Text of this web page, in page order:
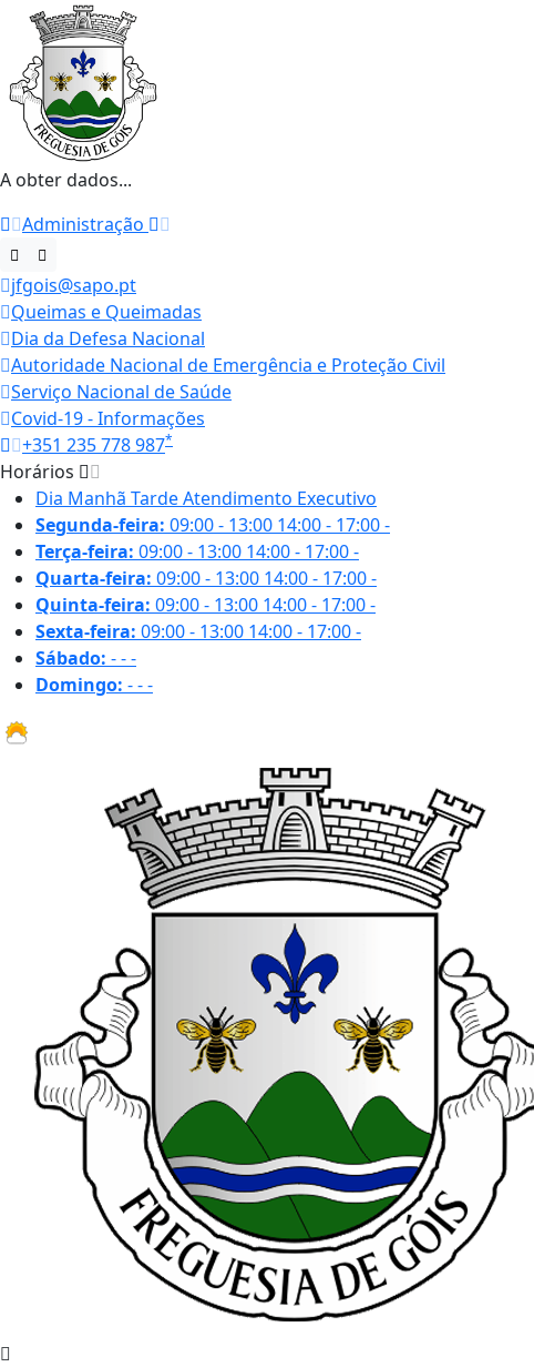
A obter dados...
Administração
jfgois@sapo.pt
Queimas e Queimadas
Dia da Defesa Nacional
Autoridade Nacional de Emergência e Proteção Civil
Serviço Nacional de Saúde
Covid-19 - Informações
+351 235 778 987*
Horários
Dia Manhã TardeAtendimento Executivo
Segunda-feira: 09:00 - 13:00 14:00 - 17:00-
Terça-feira: 09:00 - 13:00 14:00 - 17:00-
Quarta-feira: 09:00 - 13:00 14:00 - 17:00-
Quinta-feira: 09:00 - 13:00 14:00 - 17:00-
Sexta-feira: 09:00 - 13:00 14:00 - 17:00-
Sábado: ---
Domingo: ---